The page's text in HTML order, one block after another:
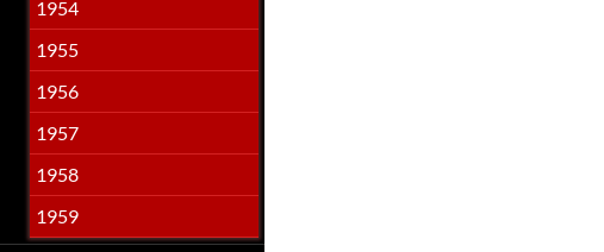
1954
1955
1956
1957
1958
1959